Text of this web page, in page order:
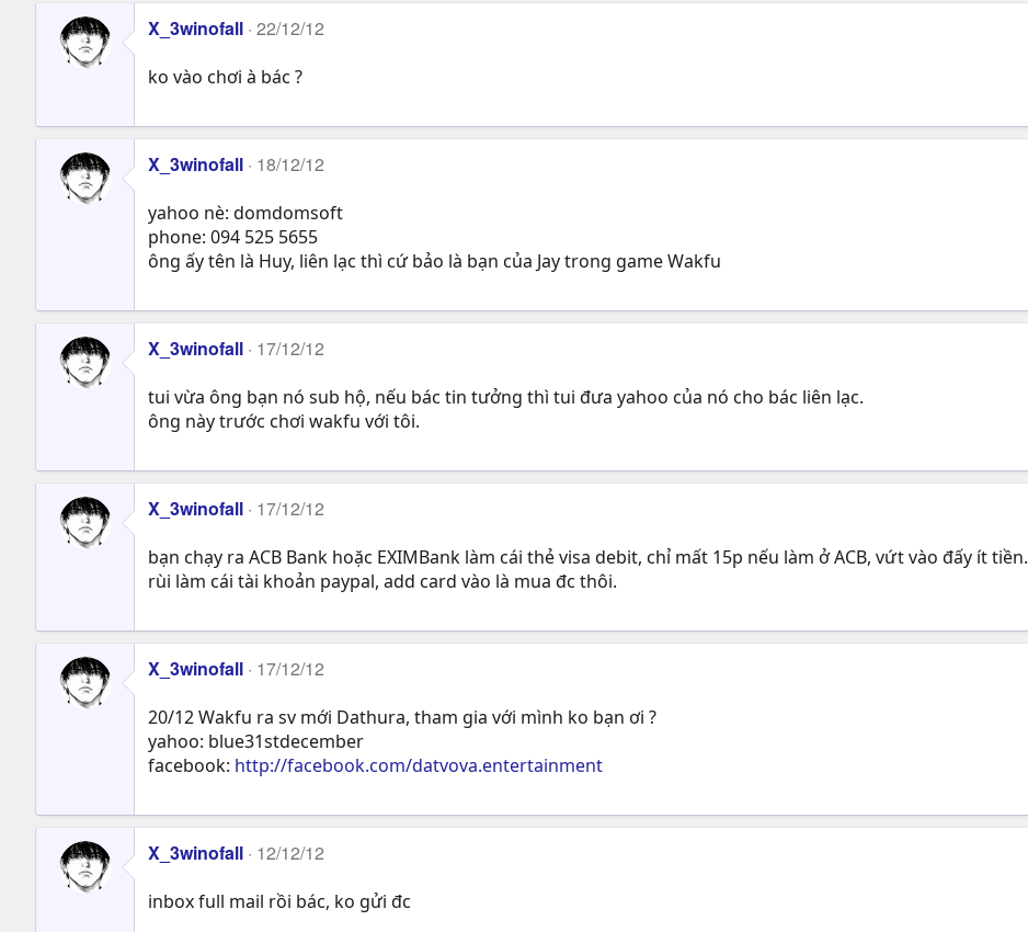
X_3winofall 22/12/12
ko vào chơi à bác ?
X_3winofall 18/12/12
yahoo nè: domdomsoft
phone: 094 525 5655
ông ấy tên là Huy, liên lạc thì cứ bảo là bạn của Jay trong game Wakfu
X_3winofall 17/12/12
tui vừa ông bạn nó sub hộ, nếu bác tin tưởng thì tui đưa yahoo của nó cho bác liên lạc.
ông này trước chơi wakfu với tôi.
X_3winofall 17/12/12
bạn chạy ra ACB Bank hoặc EXIMBank làm cái thẻ visa debit, chỉ mất 15p nếu làm ở ACB, vứt vào đấy ít tiền.
rùi làm cái tài khoản paypal, add card vào là mua đc thôi.
X_3winofall 17/12/12
20/12 Wakfu ra sv mới Dathura, tham gia với mình ko bạn ơi ?
yahoo: blue31stdecember
facebook: http://facebook.com/datvova.entertainment
X_3winofall 12/12/12
inbox full mail rồi bác, ko gửi đc